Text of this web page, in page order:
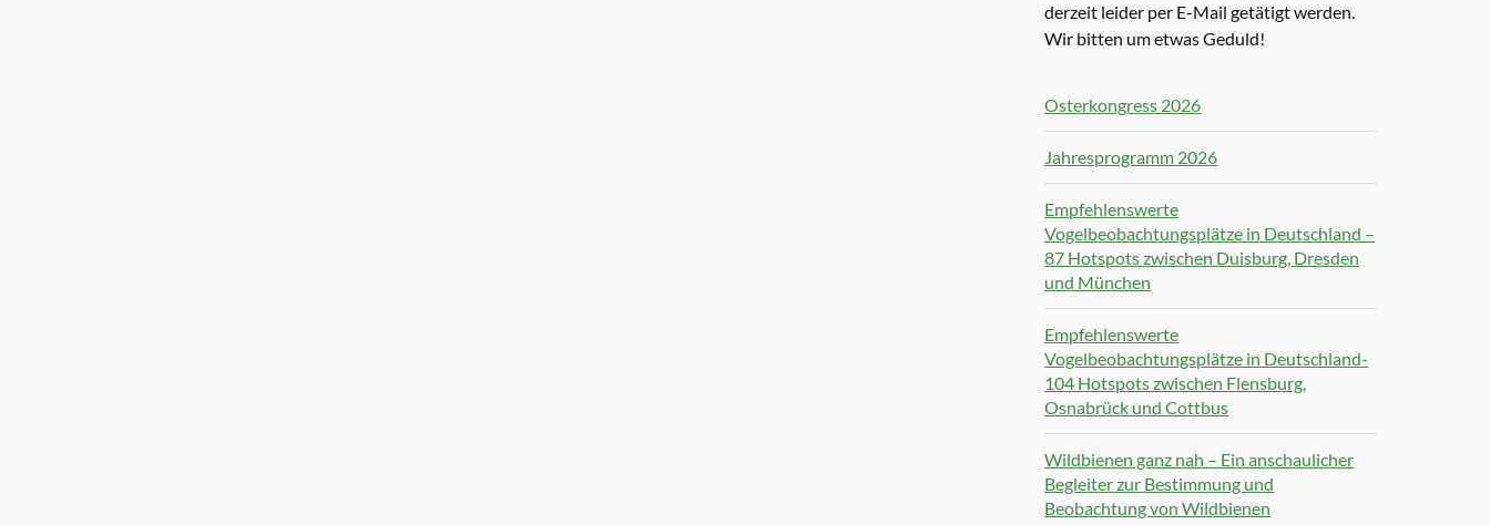
derzeit leider per E-Mail getätigt werden.
Wir bitten um etwas Geduld!
Osterkongress 2026
Jahresprogramm 2026
Empfehlenswerte
Vogelbeobachtungsplätze in Deutschland –
87 Hotspots zwischen Duisburg, Dresden
und München
Empfehlenswerte
Vogelbeobachtungsplätze in Deutschland-
104 Hotspots zwischen Flensburg,
Osnabrück und Cottbus
Wildbienen ganz nah – Ein anschaulicher
Begleiter zur Bestimmung und
Beobachtung von Wildbienen